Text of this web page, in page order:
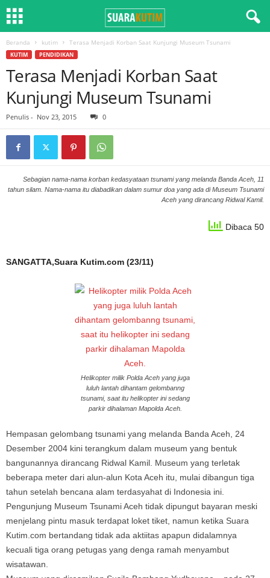
Beranda kutim Terasa Menjadi Korban Saat Kunjungi Museum Tsunami
KUTIM PENDIDIKAN
Terasa Menjadi Korban Saat
Kunjungi Museum Tsunami
Penulis - Nov 23, 2015 0
Sebagian nama-nama korban kedasyataan tsunami yang melanda Banda Aceh, 11
tahun silam. Nama-nama itu diabadikan dalam sumur doa yang ada di Museum Tsunami
Aceh yang dirancang Ridwal Kamil.
Dibaca 50
SANGATTA,Suara Kutim.com (23/11)
Helikopter milik Polda Aceh yang juga
luluh lantah dihantam gelombanng
tsunami, saat itu helikopter ini sedang
parkir dihalaman Mapolda Aceh.
Hempasan gelombang tsunami yang melanda Banda Aceh, 24
Desember 2004 kini terangkum dalam museum yang bentuk
bangunannya dirancang Ridwal Kamil. Museum yang terletak
beberapa meter dari alun-alun Kota Aceh itu, mulai dibangun tiga
tahun setelah bencana alam terdasyahat di Indonesia ini.
Pengunjung Museum Tsunami Aceh tidak dipungut bayaran meski
menjelang pintu masuk terdapat loket tiket, namun ketika Suara
Kutim.com bertandang tidak ada aktiitas apapun didalamnya
kecuali tiga orang petugas yang denga ramah menyambut
wisatawan.